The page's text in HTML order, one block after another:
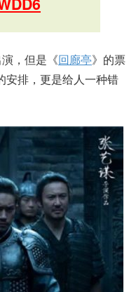
，但是《回廊亭》的票
安排，更是给人一种错